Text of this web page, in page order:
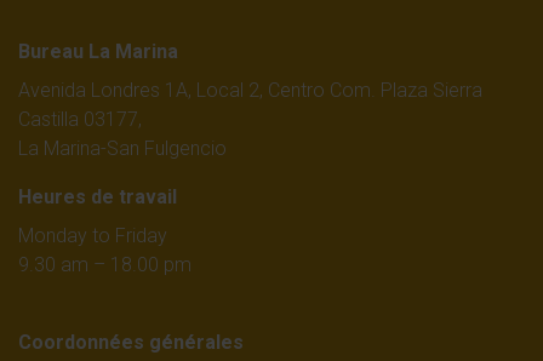
Bureau La Marina
Avenida Londres 1A, Local 2, Centro Com. Plaza Sierra
Castilla 03177,
La Marina-San Fulgencio
Heures de travail
Monday to Friday
9.30 am – 18.00 pm
Coordonnées générales